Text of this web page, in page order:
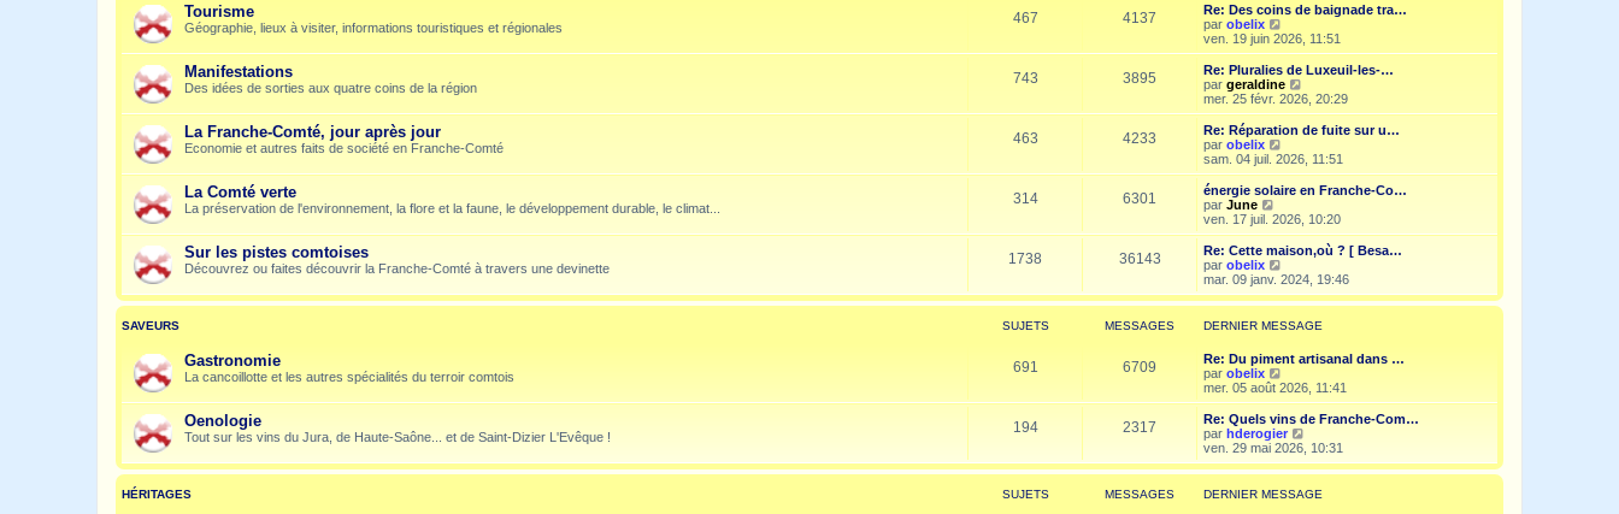
e
r
n
i
e
r
m
e
s
s
a
g
e
Tourisme
Géographie, lieux à visiter, informations touristiques et régionales
467 4137
Re: Des coins de baignade tra…
par obelix
o
i
r
l
e
r
n
i
r
e
s
s
g
e
ven. 19 juin 2026, 11:51
Manifestations
Des idées de sorties aux quatre coins de la région
743 3895
Re: Pluralies de Luxeuil-les-…
par geraldine
o
i
r
e
d
r
n
i
r
e
s
a
e
mer. 25 févr. 2026, 20:29
La Franche-Comté, jour après jour
Economie et autres faits de société en Franche-Comté
463 4233
Re: Réparation de fuite sur u…
par obelix
o
i
r
e
e
r
n
i
e
m
s
a
g
e
sam. 04 juil. 2026, 11:51
La Comté verte
La préservation de l'environnement, la flore et la faune, le développement durable, le climat...
314 6301
énergie solaire en Franche-Co…
par June
o
i
r
l
e
e
r
n
e
r
m
e
s
s
a
g
e
ven. 17 juil. 2026, 10:20
Sur les pistes comtoises
Découvrez ou faites découvrir la Franche-Comté à travers une devinette
1738 36143
Re: Cette maison,où ? [ Besa…
par obelix
o
i
r
l
e
n
i
e
r
m
e
s
mar. 09 janv. 2024, 19:46
SAVEURS SUJETS MESSAGES DERNIER MESSAGE
Gastronomie
La cancoillotte et les autres spécialités du terroir comtois
691 6709
Re: Du piment artisanal dans …
par obelix
o
i
r
l
e
e
r
n
mer. 05 août 2026, 11:41
Oenologie
Tout sur les vins du Jura, de Haute-Saône... et de Saint-Dizier L'Evêque !
194 2317
Re: Quels vins de Franche-Com…
par hderogier
o
i
r
l
ven. 29 mai 2026, 10:31
HÉRITAGES SUJETS MESSAGES DERNIER MESSAGE